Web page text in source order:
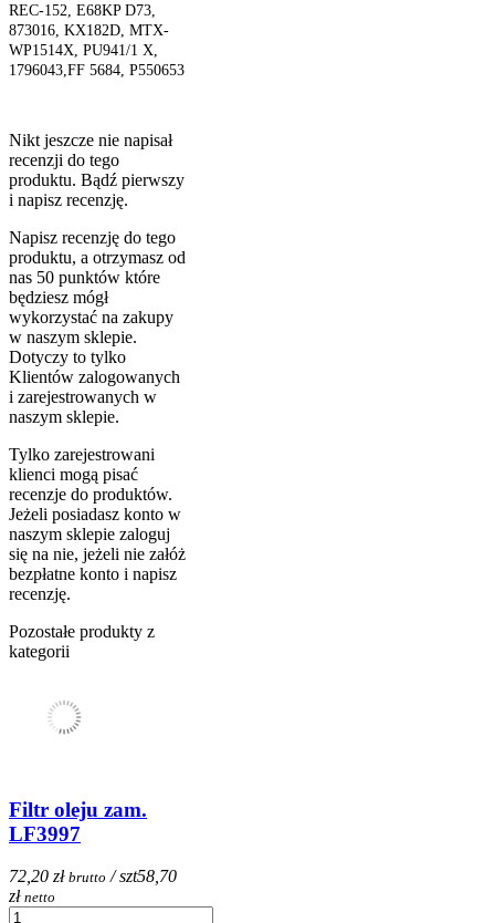
REC-152, E68KP D73,
873016, KX182D, MTX-
WP1514X, PU941/1 X,
1796043,FF 5684, P550653
Nikt jeszcze nie napisał
recenzji do tego
produktu. Bądź pierwszy
i napisz recenzję.
Napisz recenzję do tego
produktu, a otrzymasz od
nas 50 punktów które
będziesz mógł
wykorzystać na zakupy
w naszym sklepie.
Dotyczy to tylko
Klientów zalogowanych
i zarejestrowanych w
naszym sklepie.
Tylko zarejestrowani
klienci mogą pisać
recenzje do produktów.
Jeżeli posiadasz konto w
naszym sklepie zaloguj
się na nie, jeżeli nie załóż
bezpłatne konto i napisz
recenzję.
Pozostałe produkty z
kategorii
Filtr oleju zam.
LF3997
72,20 zł brutto / szt58,70
zł netto